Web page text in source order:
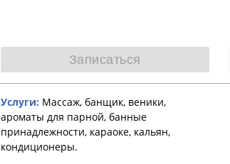
Записаться
Услуги: Массаж, банщик, веники,
ароматы для парной, банные
принадлежности, караоке, кальян,
кондиционеры.